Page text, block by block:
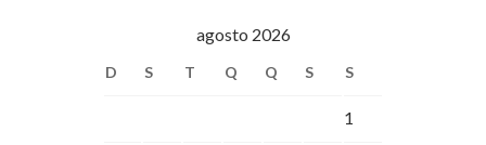
agosto 2026
D S T Q Q S S
1